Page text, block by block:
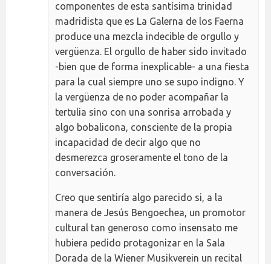
componentes de esta santísima trinidad
madridista que es La Galerna de los Faerna
produce una mezcla indecible de orgullo y
vergüenza. El orgullo de haber sido invitado
-bien que de forma inexplicable- a una fiesta
para la cual siempre uno se supo indigno. Y
la vergüenza de no poder acompañar la
tertulia sino con una sonrisa arrobada y
algo bobalicona, consciente de la propia
incapacidad de decir algo que no
desmerezca groseramente el tono de la
conversación.
Creo que sentiría algo parecido si, a la
manera de Jesús Bengoechea, un promotor
cultural tan generoso como insensato me
hubiera pedido protagonizar en la Sala
Dorada de la Wiener Musikverein un recital